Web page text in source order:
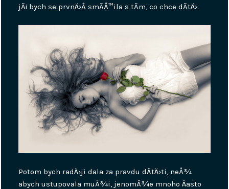
jÃ¡ bych se prvnÄ›Â smÃ­Å™ila s tÃ­m, co chce dÃ­tÄ›.
Potom bych radÄ›ji dala za pravdu dÃ­tÄ›ti, neÅ¾
abych ustupovala muÅ¾i, jenomÅ¾e mnoho Äasto